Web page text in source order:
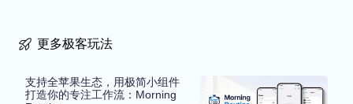
更多极客玩法
支持全苹果生态，用极简小组件
打造你的专注工作流：Morning